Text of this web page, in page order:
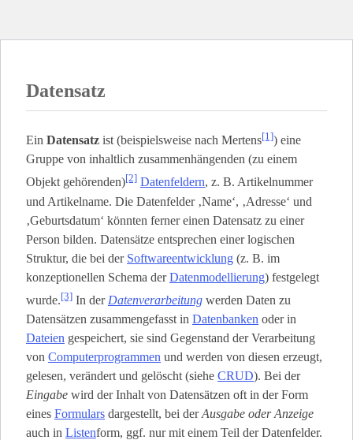
Datensatz
Ein Datensatz ist (beispielsweise nach Mertens[1]) eine
Gruppe von inhaltlich zusammenhängenden (zu einem
Objekt gehörenden)[2] Datenfeldern, z. B. Artikelnummer
und Artikelname. Die Datenfelder ‚Name‘, ‚Adresse‘ und
‚Geburtsdatum‘ könnten ferner einen Datensatz zu einer
Person bilden. Datensätze entsprechen einer logischen
Struktur, die bei der Softwareentwicklung (z. B. im
konzeptionellen Schema derDatenmodellierung) festgelegt
wurde.[3] In der Datenverarbeitung werden Daten zu
Datensätzen zusammengefasst in Datenbanken oder in
Dateien gespeichert, sie sind Gegenstand der Verarbeitung
von Computerprogrammen und werden von diesen erzeugt,
gelesen, verändert und gelöscht (siehe CRUD). Bei der
Eingabe wird der Inhalt von Datensätzen oft in der Form
eines Formulars dargestellt, bei derAusgabe oder Anzeige
auch in Listen­form, ggf. nur mit einem Teil der Datenfelder.